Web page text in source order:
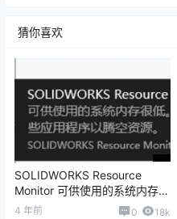
猜你喜欢
SOLIDWORKS Resource
Monitor 可供使用的系统内存很
低弹窗怎么关闭？
4 年前 0 18k